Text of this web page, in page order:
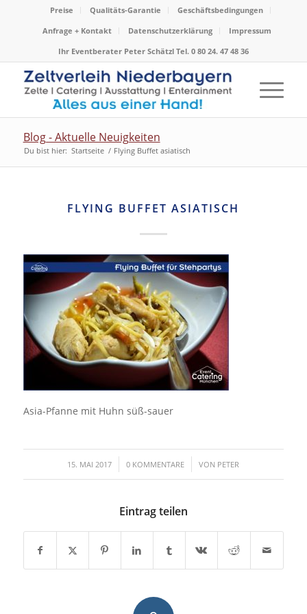
Preise Qualitäts-Garantie
Geschäftsbedingungen
Anfrage + Kontakt
Datenschutzerklärung
Impressum
Ihr Eventberater Peter Schätzl Tel. 0 80 24. 47 48 36
Blog - Aktuelle Neuigkeiten
Du bist hier: Startseite / Flying Buffet asiatisch
FLYING BUFFET ASIATISCH
Asia-Pfanne mit Huhn süß-sauer
15. MAI 2017
/ 0 KOMMENTARE
/ VON PETER
Eintrag teilen